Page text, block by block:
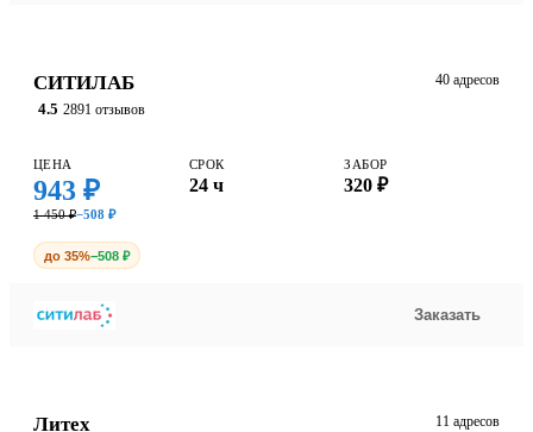
СИТИЛАБ
4.5 2891 отзывов
40 адресов
ЦЕНА
943 ₽
1 450 ₽−508 ₽
СРОК
24 ч
ЗАБОР
320 ₽
до 35%−508 ₽
Заказать
Литех 11 адресов